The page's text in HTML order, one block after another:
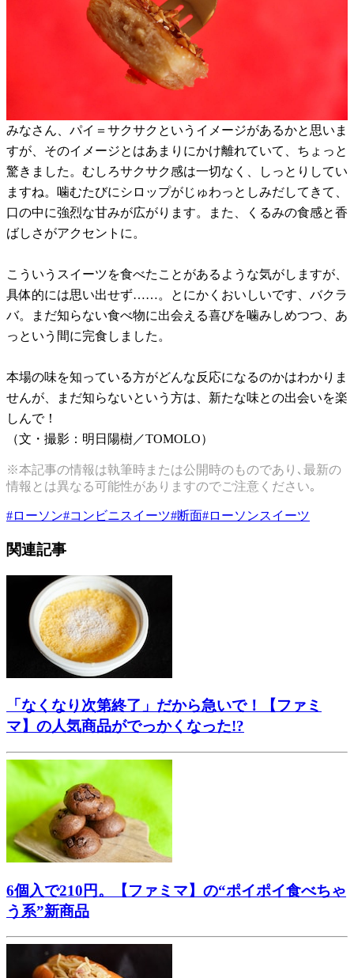
みなさん、パイ＝サクサクというイメージがあるかと思いま
すが、そのイメージとはあまりにかけ離れていて、ちょっと
驚きました。むしろサクサク感は一切なく、しっとりしてい
ますね。噛むたびにシロップがじゅわっとしみだしてきて、
口の中に強烈な甘みが広がります。また、くるみの食感と香
ばしさがアクセントに。
こういうスイーツを食べたことがあるような気がしますが、
具体的には思い出せず……。とにかくおいしいです、バクラ
バ。まだ知らない食べ物に出会える喜びを噛みしめつつ、あ
っという間に完食しました。
本場の味を知っている方がどんな反応になるのかはわかりま
せんが、まだ知らないという方は、新たな味との出会いを楽
しんで！
（文・撮影：明日陽樹／TOMOLO）
※本記事の情報は執筆時または公開時のものであり､最新の
情報とは異なる可能性がありますのでご注意ください｡
#ローソン#コンビニスイーツ#断面#ローソンスイーツ
関連記事
「なくなり次第終了」だから急いで！【ファミ
マ】の人気商品がでっかくなった!?
6個入で210円。【ファミマ】の“ポイポイ食べちゃ
う系”新商品